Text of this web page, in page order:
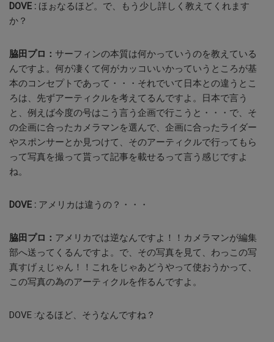
DOVE : ほぉなるほど。で、もう少し詳しく教えてくれます
か？
脇田プロ： サーフィンの本質は何かっていうのを教えている
んですよ。何が凄くて何がカッコいいかっていうところが基
本のコンセプトであって・・・それでいて日本との違うとこ
ろは、先ずアーティクルを考えてるんですよ。日本で言う
と、例えば今度の号はこう言う企画で行こうと・・・で、そ
の企画に合ったカメラマンを選んで、企画に合ったライダー
やスポンサーとか見つけて、そのアーティクルで行ってもら
って写真を撮って貰って記事を載せるって言う感じですよ
ね。
DOVE : アメリカは違うの？・・・
脇田プロ： アメリカでは逆なんですよ！！カメラマンが編集
部へ送ってくるんですよ。で、その写真を見て、わっこの写
真すげぇじゃん！！これをじゃあどうやって使おうかって、
この写真の為のアーティクルを作るんですよ。
DOVE :なるほど、そうなんですね？